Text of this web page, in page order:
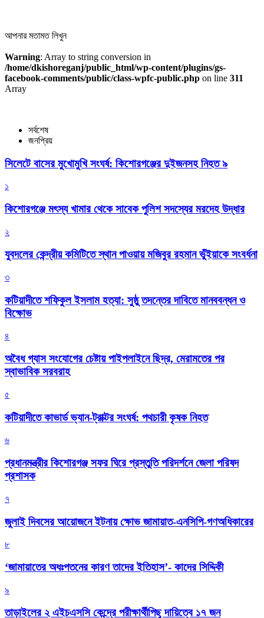
আপনার মতামত লিখুন
Warning: Array to string conversion in
/home/dkishoreganj/public_html/wp-content/plugins/gs-
facebook-comments/public/class-wpfc-public.php on line 311
Array
সর্বশেষ
জনপ্রিয়
সিলেটে বাসের মুখোমুখি সংঘর্ষ: কিশোরগঞ্জের দুইজনসহ নিহত ৯
১
কিশোরগঞ্জে মৎস্য খামার থেকে সাবেক পুলিশ সদস্যের মরদেহ উদ্ধার
২
যুবদলের কেন্দ্রীয় কমিটিতে স্থান পাওয়ায় মজিবুর রহমান ভুঁইয়াকে সংবর্ধনা
৩
কটিয়াদীতে শফিকুল ইসলাম হত্যা: সুষ্ঠু তদন্তের দাবিতে মানববন্ধন ও
বিক্ষোভ
৪
অবৈধ গ্যাস সংযোগের চেষ্টায় পাইপলাইনে ছিদ্র, মেরামতের পর
স্বাভাবিক সরবরাহ
৫
কটিয়াদীতে কাভার্ড ভ্যান-ট্রাক্টর সংঘর্ষ: পথচারী কৃষক নিহত
৬
প্রধানমন্ত্রীর কিশোরগঞ্জ সফর ঘিরে প্রস্তুতি পরিদর্শনে জেলা পরিষদ
প্রশাসক
৭
জুলাই দিবসের আয়োজনে ইটনায় ক্ষোভ জামায়াত-এনসিপি-গণঅধিকারের
৮
‘জামায়াতের অধঃপতনের কারণ তাদের ইতিহাস’- কাদের সিদ্দিকী
৯
তাড়াইলের ২ এইচএসসি কেন্দ্রে পরীক্ষার্থীপিছু দায়িত্বে ১৭ জন